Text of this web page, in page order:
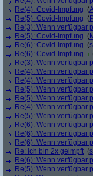
Re(4): Covid-Impfung (
Re(5): Covid-Impfung (
Re(3): Wenn verfügbar
Re(5): Covid-Impfung (
Re(6): Covid-Impfung (
Re(6): Covid-Impfung
Re(3): Wenn verfügbar
Re(4): Wenn verfügbar
Re(4): Wenn verfügbar
Re(5): Wenn verfügbar
Re(5): Wenn verfügbar
Re(4): Wenn verfügbar
Re(5): Wenn verfügbar
Re(6): Wenn verfügbar
Re(6): Wenn verfügbar
Re(6): Wenn verfügbar
Re: ich bin 2x geimpft (
Re(6): Wenn verfügbar
Re(5): Wenn verfügbar